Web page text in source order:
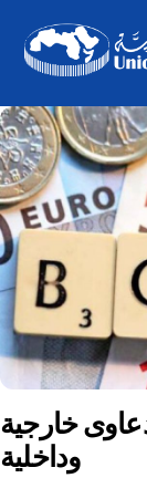
content
خارجية
وداخلية